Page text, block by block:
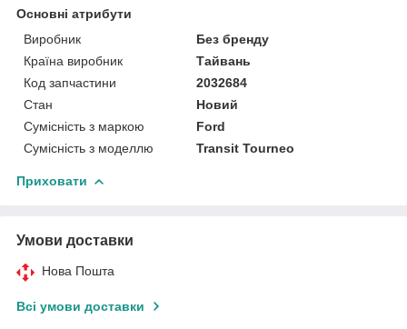
Основні атрибути
Виробник
Без бренду
Країна виробник
Тайвань
Код запчастини
2032684
Стан
Новий
Сумісність з маркою
Ford
Сумісність з моделлю
Transit Tourneo
Приховати
Умови доставки
Нова Пошта
Всі умови доставки